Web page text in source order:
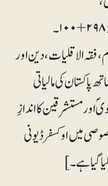
کراچی۔ ۳۶۸۰۹۲۰۱-۰۲۱۔ فون:۰۲۱۔صفحات:۲۹۸+۱۰۰۔
فقہ الاقلیات، دین اور
کی مالیاتی
اور مستشرقین کا اندازِ
میں اوکسفرڈ یونی
گیا ہے۔]